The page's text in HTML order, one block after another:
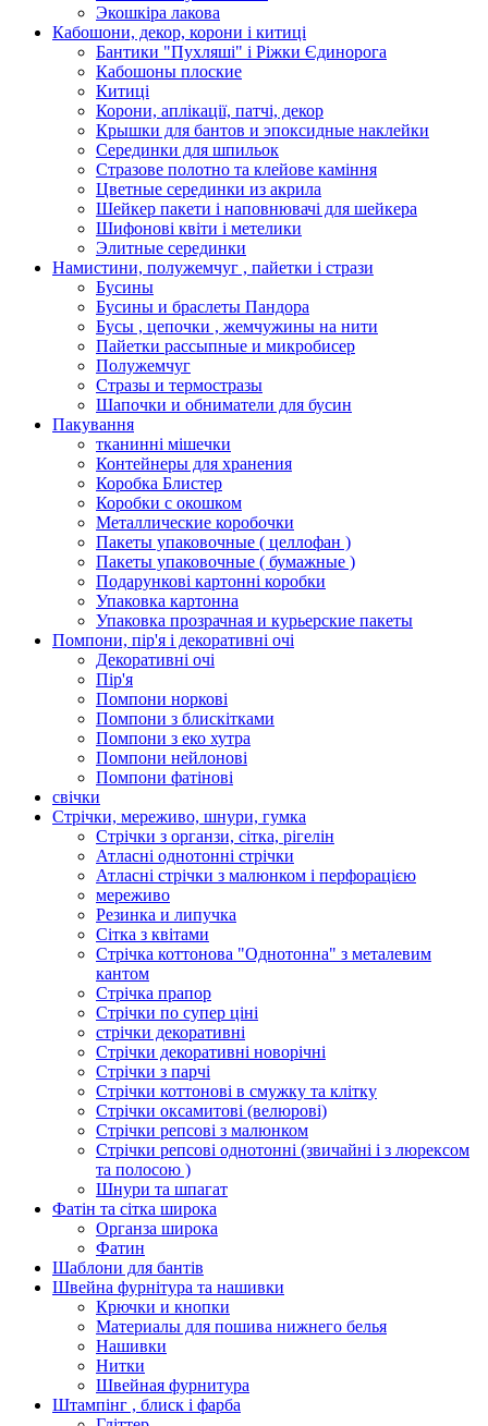
Экошкiра лакова
Кабошони, декор, корони і китиці
Бантики "Пухляші" і Ріжки Єдинорога
Кабошоны плоские
Китиці
Корони, аплікації, патчі, декор
Крышки для бантов и эпоксидные наклейки
Серединки для шпильок
Стразове полотно та клейове каміння
Цветные серединки из акрила
Шейкер пакети і наповнювачі для шейкера
Шифонові квіти і метелики
Элитные серединки
Намистини, полужемчуг , пайетки і стрази
Бусины
Бусины и браслеты Пандора
Бусы , цепочки , жемчужины на нити
Пайетки рассыпные и микробисер
Полужемчуг
Стразы и термостразы
Шапочки и обниматели для бусин
Пакування
тканинні мішечки
Контейнеры для хранения
Коробка Блистер
Коробки с окошком
Металлические коробочки
Пакеты упаковочные ( целлофан )
Пакеты упаковочные ( бумажные )
Подарункові картонні коробки
Упаковка картонна
Упаковка прозрачная и курьерские пакеты
Помпони, пір'я і декоративні очі
Декоративні очі
Пір'я
Помпони норкові
Помпони з блискітками
Помпони з еко хутра
Помпони нейлонові
Помпони фатінові
свічки
Стрічки, мереживо, шнури, гумка
Стрічки з органзи, сітка, рігелін
Атласні однотонні стрічки
Атласні стрічки з малюнком і перфорацією
мереживо
Резинка и липучка
Сітка з квітами
Стрічка коттонова "Однотонна" з металевим
кантом
Стрічка прапор
Стрічки по супер ціні
стрічки декоративні
Стрічки декоративні новорічні
Стрічки з парчі
Стрічки коттонові в смужку та клітку
Стрічки оксамитові (велюрові)
Стрічки репсові з малюнком
Стрічки репсові однотонні (звичайні і з люрексом
та полосою )
Шнури та шпагат
Фатін та сітка широка
Органза широка
Фатин
Шаблони для бантів
Швейна фурнітура та нашивки
Крючки и кнопки
Материалы для пошива нижнего белья
Нашивки
Нитки
Швейная фурнитура
Штампінг , блиск і фарба